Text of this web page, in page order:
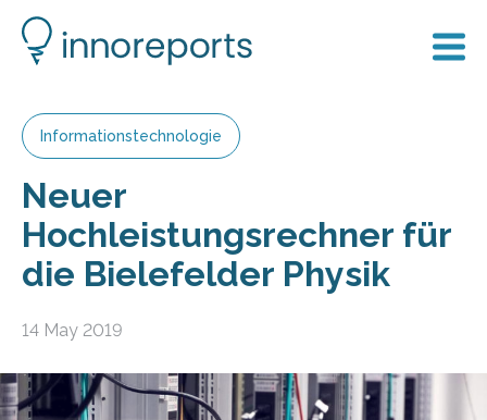
Informationstechnologie
Neuer
Hochleistungsrechner für
die Bielefelder Physik
14 May 2019